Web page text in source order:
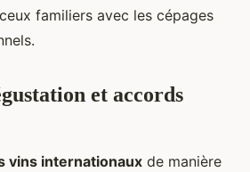
familiers avec les cépages
et accords
vins internationaux de manière